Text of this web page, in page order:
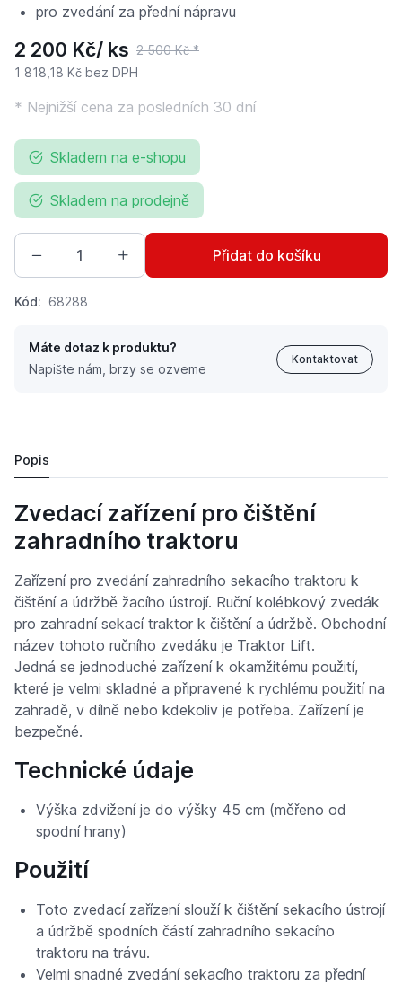
pro zvedání za přední nápravu
2 200 Kč/ ks 2 500 Kč *
1 818,18 Kč bez DPH
* Nejnižší cena za posledních 30 dní
Skladem na e-shopu
Skladem na prodejně
Přidat do košíku
Kód: 68288
Máte dotaz k produktu?
Napište nám, brzy se ozveme
Kontaktovat
Popis
Zvedací zařízení pro čištění
zahradního traktoru
Zařízení pro zvedání zahradního sekacího traktoru k
čištění a údržbě žacího ústrojí. Ruční kolébkový zvedák
pro zahradní sekací traktor k čištění a údržbě. Obchodní
název tohoto ručního zvedáku je Traktor Lift.
Jedná se jednoduché zařízení k okamžitému použití,
které je velmi skladné a připravené k rychlému použití na
zahradě, v dílně nebo kdekoliv je potřeba. Zařízení je
bezpečné.
Technické údaje
Výška zdvižení je do výšky 45 cm (měřeno od
spodní hrany)
Použití
Toto zvedací zařízení slouží k čištění sekacího ústrojí
a údržbě spodních částí zahradního sekacího
traktoru na trávu.
Velmi snadné zvedání sekacího traktoru za přední